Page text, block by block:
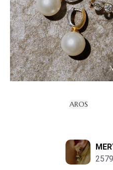
AROS